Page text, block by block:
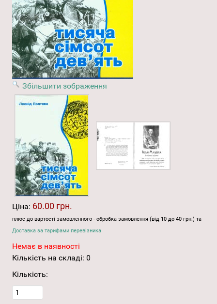
Збільшити зображення
Ціна: 60.00 грн.
плюс до вартості замовленного - обробка замовлення (від 10 до 40 грн.) та
Доставка за тарифами перевізника
Немає в наявності
Кількість на складі: 0
Кількість: